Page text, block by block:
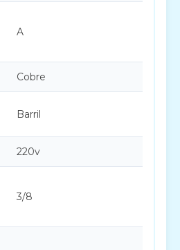
A
Cobre
Barril
220v
3/8